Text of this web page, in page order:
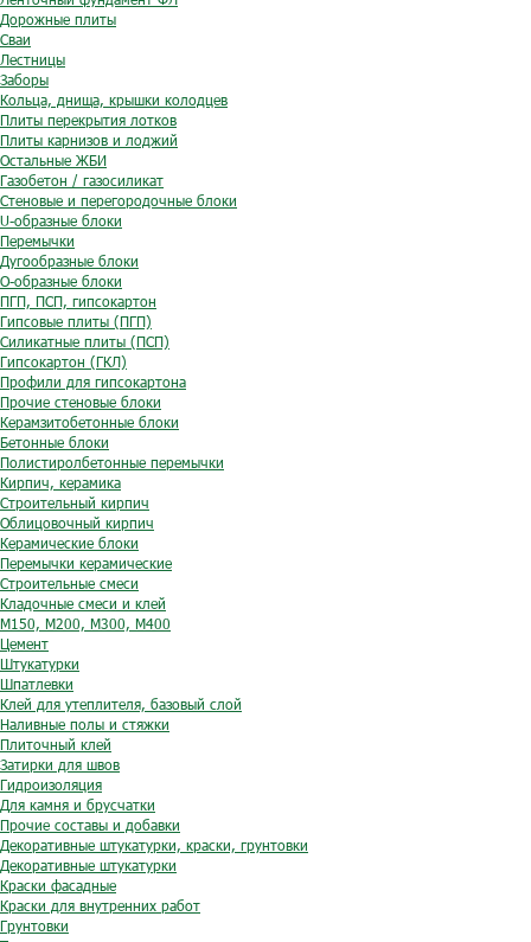
Дорожные плиты
Сваи
Лестницы
Заборы
Кольца, днища, крышки колодцев
Плиты перекрытия лотков
Плиты карнизов и лоджий
Остальные ЖБИ
Газобетон / газосиликат
Стеновые и перегородочные блоки
U-образные блоки
Перемычки
Дугообразные блоки
O-образные блоки
ПГП, ПСП, гипсокартон
Гипсовые плиты (ПГП)
Силикатные плиты (ПСП)
Гипсокартон (ГКЛ)
Профили для гипсокартона
Прочие стеновые блоки
Керамзитобетонные блоки
Бетонные блоки
Полистиролбетонные перемычки
Кирпич, керамика
Строительный кирпич
Облицовочный кирпич
Керамические блоки
Перемычки керамические
Строительные смеси
Кладочные смеси и клей
М150, М200, М300, М400
Цемент
Штукатурки
Шпатлевки
Клей для утеплителя, базовый слой
Наливные полы и стяжки
Плиточный клей
Затирки для швов
Гидроизоляция
Для камня и брусчатки
Прочие составы и добавки
Декоративные штукатурки, краски, грунтовки
Декоративные штукатурки
Краски фасадные
Краски для внутренних работ
Грунтовки